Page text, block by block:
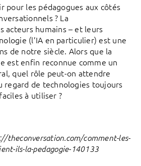
pour les pédagogues aux côtés
? La
acteurs humains – et leurs
(l’IA en particulier) est une
de notre siècle. Alors que la
est enfin reconnue comme un
quel rôle peut-on attendre
regard de technologies toujours
à utiliser ?
theconversation.com/comment-les-
ils-la-pedagogie-140133